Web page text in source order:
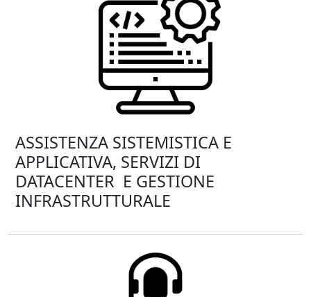
ASSISTENZA SISTEMISTICA E
APPLICATIVA, SERVIZI DI
DATACENTER E GESTIONE
INFRASTRUTTURALE